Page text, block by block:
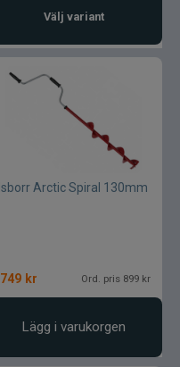
Välj variant
Isborr Arctic Spiral 130mm
749 kr Ord. pris 899 kr
Lägg i varukorgen